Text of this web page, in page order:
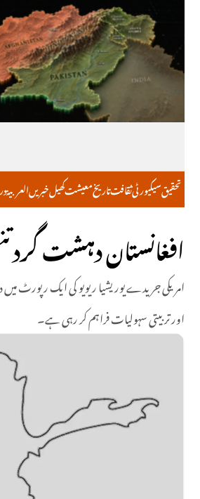
خبریںکھیلمعیشتتاریخثقافتسیکیورٹیتحقیق العربية
افغانستان دہشت گرد
امریکی جریدے یوریشیا ریویو کی ایک رپورٹ میں
اور تربیتی سہولیات فراہم کر رہی ہے۔